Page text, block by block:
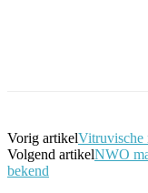
Vorig artikelVitruvische
Volgend artikelNWO
bekend